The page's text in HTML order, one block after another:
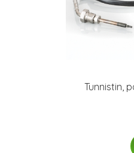
Tunnistin,